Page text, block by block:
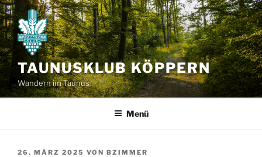
Zum
Inhalt
springen
TAUNUSKLUB KÖPPERN
Wandern im Taunus
Menü
VERÖFFENTLICHT
26. MÄRZ 2025 VON BZIMMER